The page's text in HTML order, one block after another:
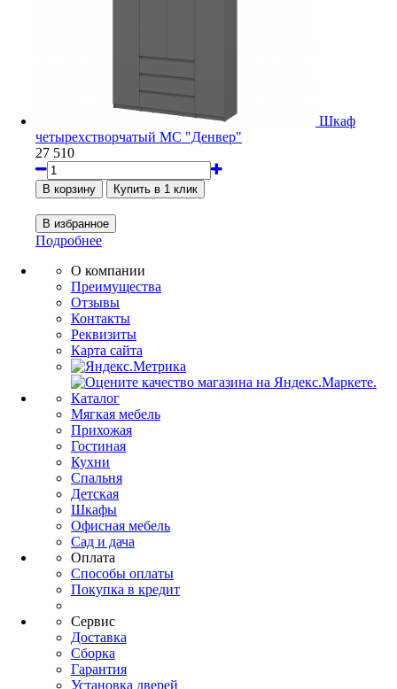
Шкаф
четырехстворчатый МС "Денвер"
27 510
Подробнее
О компании
Преимущества
Отзывы
Контакты
Реквизиты
Карта сайта
Каталог
Мягкая мебель
Прихожая
Гостиная
Кухни
Спальня
Детская
Шкафы
Офисная мебель
Сад и дача
Оплата
Способы оплаты
Покупка в кредит
Сервис
Доставка
Сборка
Гарантия
Установка дверей